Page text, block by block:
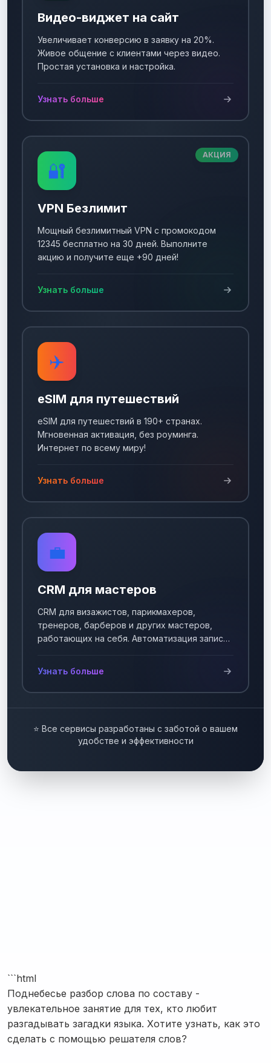
Видео-виджет на сайт
Увеличивает конверсию в заявку на 20%.
Живое общение с клиентами через видео.
Простая установка и настройка.
Узнать больше
АКЦИЯ
🔐
VPN Безлимит
Мощный безлимитный VPN с промокодом
12345 бесплатно на 30 дней. Выполните
акцию и получите еще +90 дней!
Узнать больше
✈️
eSIM для путешествий
eSIM для путешествий в 190+ странах.
Мгновенная активация, без роуминга.
Интернет по всему миру!
Узнать больше
💼
CRM для мастеров
CRM для визажистов, парикмахеров,
тренеров, барберов и других мастеров,
работающих на себя. Автоматизация записи
Узнать больше
⭐ Все сервисы разработаны с заботой о вашем
удобстве и эффективности
```html
Поднебесье разбор слова по составу -
увлекательное занятие для тех, кто любит
разгадывать загадки языка. Хотите узнать, как это
сделать с помощью решателя слов?